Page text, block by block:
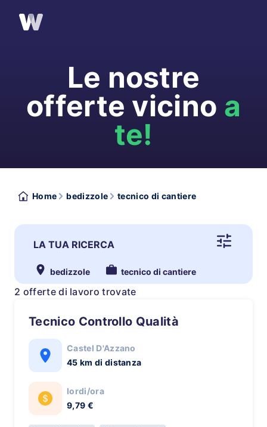
Le nostre
offerte vicino a
te!
Home bedizzole tecnico di cantiere
LA TUA RICERCA
bedizzole tecnico di cantiere
2 offerte di lavoro trovate
Tecnico Controllo Qualità
Castel D'Azzano
45 km di distanza
lordi/ora
9,79 €